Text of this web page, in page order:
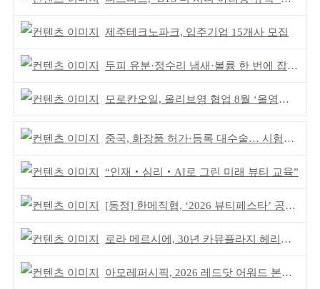
제주테크노파크, 입주기업 15개사 모집
두피 유분·정수리 냄새·볼륨 한 번에 잡는다
모로칸오일, 올리브영 협업 8월 ‘올영픽’ 선정
중국, 화장품 허가·등록 대수술… 시험자료 공용 허용
“인재‧심리‧AI로 그린 미래 뷰티 교육”
[동정] 한메직협, ‘2026 뷰티페스타’ 공동 주최
로라 메르시에, 30년 카뮤플라지 헤리티지 담아
아모레퍼시픽, 2026 레드닷 어워드 본상 2개 수상